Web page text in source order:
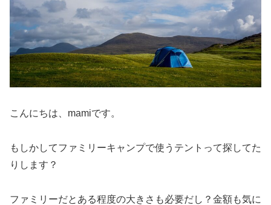
こんにちは、mamiです。
もしかしてファミリーキャンプで使うテントって探してた
りします？
ファミリーだとある程度の大きさも必要だし？金額も気に